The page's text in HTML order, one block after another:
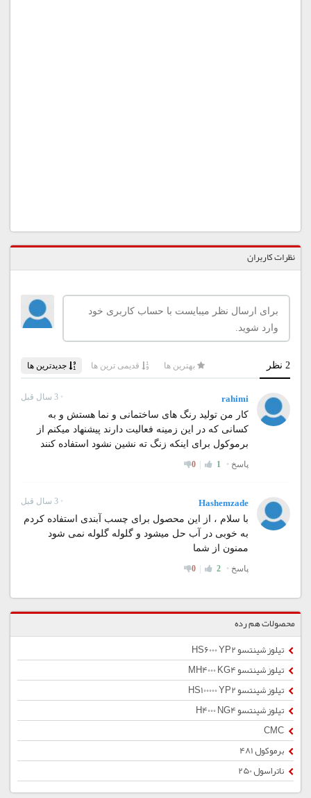
نظرات کاربران
محصولات هم رده
تیلوز شینتسو HS6000 YP2
تیلوز شینتسو MH4000 KG4
تیلوز شینتسو HS100000 YP2
تیلوز شینتسو H4000 NG4
برموکول 481
ناتراسول 250